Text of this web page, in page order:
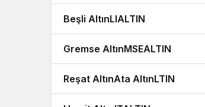
Beşli AltınLIALTIN
Gremse AltınMSEALTIN
Reşat AltınAta AltınLTIN